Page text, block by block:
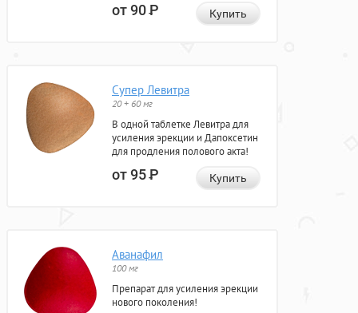
от 90Р Купить
Супер Левитра
20 + 60 мг
В одной таблетке Левитра для
усиления эрекции и Дапоксетин
для продления полового акта!
от 95Р Купить
Аванафил
100 мг
Препарат для усиления эрекции
нового поколения!